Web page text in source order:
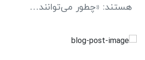
هستند: «چطور می‌توانند…